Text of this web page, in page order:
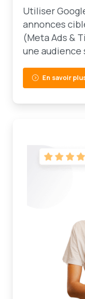
Utiliser
annonces
(Meta Ads &
une audience
En savoir